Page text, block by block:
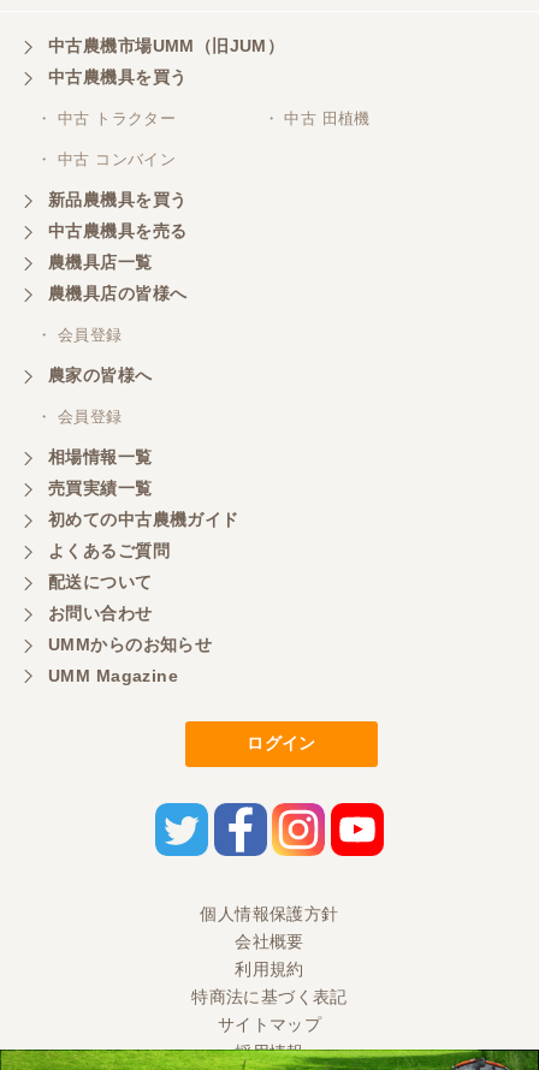
三重県／山本
対応ありがとうございました。
三重県／山本
共立シュレッターを受け取りました。 状態は問題な
く、エンジンも調子がよさそうです。 ありがとうご
ざいました。
三重県／
嫌な顔をせずに一生懸命頑張ってくれる中山さんに
感謝しています。ここで3台買いましたが、これから
もよろしくお願いしたいです。
三重県／
初めてコンバインを買いに行ったのですが、とても
明るい方に担当していただき細かく説明して下さっ
てとても嬉しかったです。
担当さんの説明が丁寧で分かりやすく、急な要望に
も迅速に対応して頂き非常に助かりました。
三重県／
とても良い対応でした。また利用したいです。
中古農機市場UMM（旧JUM）
中古農機具を買う
・ 中古 トラクター ・ 中古 田植機
・ 中古 コンバイン
新品農機具を買う
中古農機具を売る
農機具店一覧
農機具店の皆様へ
・ 会員登録
農家の皆様へ
・ 会員登録
相場情報一覧
売買実績一覧
初めての中古農機ガイド
よくあるご質問
配送について
お問い合わせ
UMMからのお知らせ
UMM Magazine
ログイン
個人情報保護方針
会社概要
利用規約
特商法に基づく表記
サイトマップ
採用情報